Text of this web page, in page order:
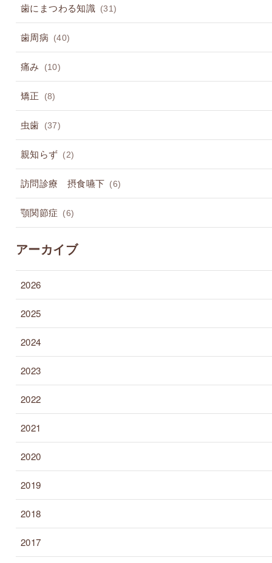
歯にまつわる知識 (31)
歯周病 (40)
痛み (10)
矯正 (8)
虫歯 (37)
親知らず (2)
訪問診療 摂食嚥下 (6)
顎関節症 (6)
アーカイブ
2026
2025
2024
2023
2022
2021
2020
2019
2018
2017